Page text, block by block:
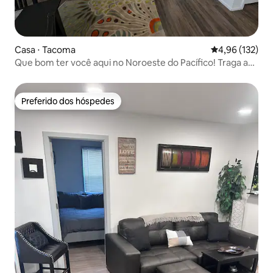
Casa ⋅ Tacoma 4,96 de uma
4,96 (132)
Que bom ter você aqui no Noroeste do Pacífico! Traga as
Preferido dos hóspedes
Preferido dos hóspedes